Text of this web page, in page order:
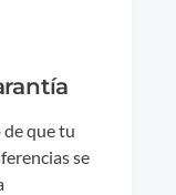
que tu
se